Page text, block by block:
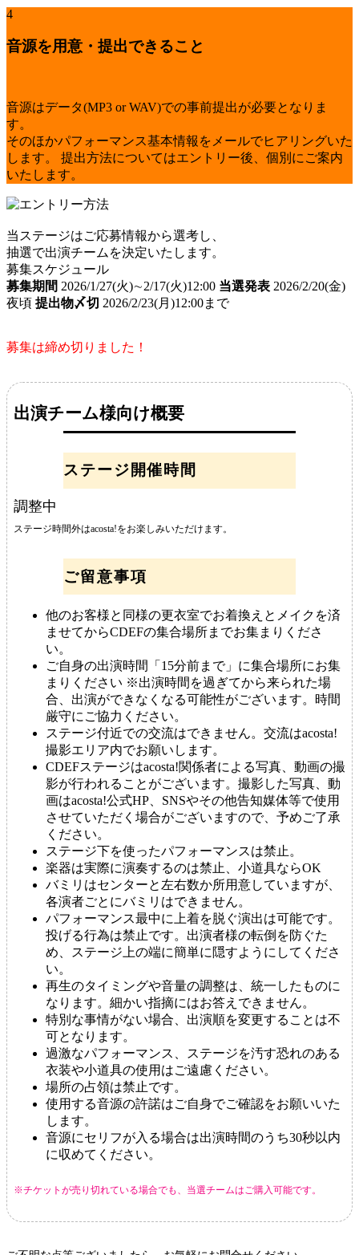
4
音源を用意・提出できること
音源はデータ(MP3 or WAV)での事前提出が必要となりま
す。
そのほかパフォーマンス基本情報をメールでヒアリングいた
します。 提出方法についてはエントリー後、個別にご案内
いたします。
当ステージはご応募情報から選考し、
抽選で出演チームを決定いたします。
募集スケジュール
募集期間 2026/1/27(火)∼2/17(火)12:00 当選発表 2026/2/20(金)
夜頃 提出物〆切 2026/2/23(月)12:00まで
募集は締め切りました！
出演チーム様向け概要
ステージ開催時間
調整中
ステージ時間外はacosta!をお楽しみいただけます。
ご留意事項
他のお客様と同様の更衣室でお着換えとメイクを済
ませてからCDEFの集合場所までお集まりくださ
い。
ご自身の出演時間「15分前まで」に集合場所にお集
まりください ※出演時間を過ぎてから来られた場
合、出演ができなくなる可能性がございます。時間
厳守にご協力ください。
ステージ付近での交流はできません。交流はacosta!
撮影エリア内でお願いします。
CDEFステージはacosta!関係者による写真、動画の撮
影が行われることがございます。撮影した写真、動
画はacosta!公式HP、SNSやその他告知媒体等で使用
させていただく場合がございますので、予めご了承
ください。
ステージ下を使ったパフォーマンスは禁止。
楽器は実際に演奏するのは禁止、小道具ならOK
バミリはセンターと左右数か所用意していますが、
各演者ごとにバミリはできません。
パフォーマンス最中に上着を脱ぐ演出は可能です。
投げる行為は禁止です。出演者様の転倒を防ぐた
め、ステージ上の端に簡単に隠すようにしてくださ
い。
再生のタイミングや音量の調整は、統一したものに
なります。細かい指摘にはお答えできません。
特別な事情がない場合、出演順を変更することは不
可となります。
過激なパフォーマンス、ステージを汚す恐れのある
衣装や小道具の使用はご遠慮ください。
場所の占領は禁止です。
使用する音源の許諾はご自身でご確認をお願いいた
します。
音源にセリフが入る場合は出演時間のうち30秒以内
に収めてください。
※チケットが売り切れている場合でも、当選チームはご購入可能です。